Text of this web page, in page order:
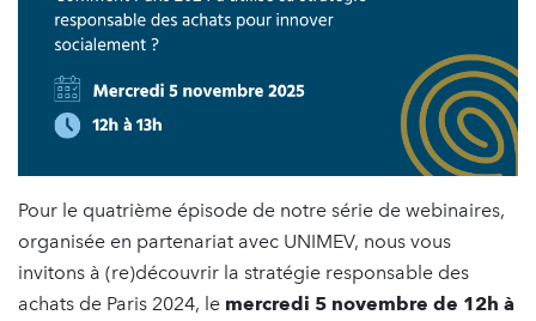
Pour le quatrième épisode de notre série de webinaires,
organisée en partenariat avec UNIMEV, nous vous
invitons à (re)découvrir la stratégie responsable des
achats de Paris 2024, le mercredi 5 novembre de 12h à